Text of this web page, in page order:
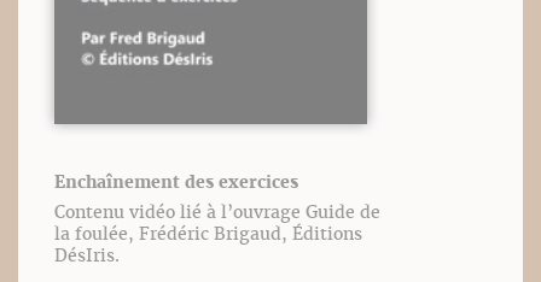
Enchaînement des exercices
Contenu vidéo lié à l’ouvrage Guide de
la foulée, Frédéric Brigaud, Éditions
DésIris.